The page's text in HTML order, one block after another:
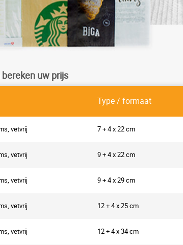
uw prijs
Type / formaat
vetvrij 7 + 4 x 22 cm
vetvrij 9 + 4 x 22 cm
vetvrij 9 + 4 x 29 cm
vetvrij 12 + 4 x 25 cm
vetvrij 12 + 4 x 34 cm